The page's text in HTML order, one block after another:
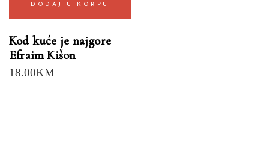
DODAJ U KORPU
Kod kuće je najgore
Efraim Kišon
18.00KM